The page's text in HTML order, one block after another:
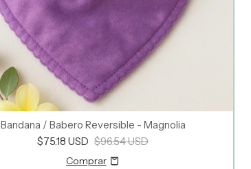
Bandana / Babero Reversible - Magnolia
$75.18 USD $96.54 USD